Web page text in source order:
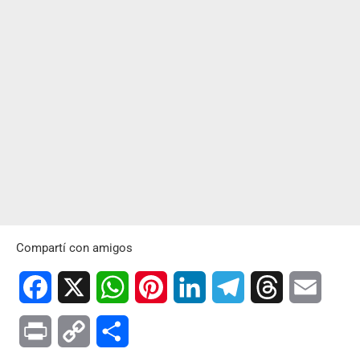
Compartí con amigos
Facebook WhatsAppPinterest LinkedIn TelegramThreads
Print Copy